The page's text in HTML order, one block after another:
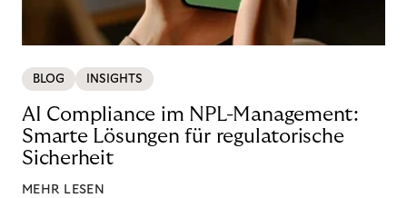
BLOG INSIGHTS
AI Compliance im NPL-Management:
Smarte Lösungen für regulatorische
Sicherheit
MEHR LESEN